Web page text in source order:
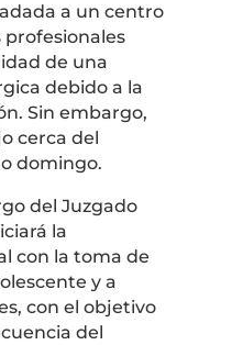
a un centro
profesionales
de una
debido a la
Sin embargo,
cerca del
domingo.
del Juzgado
la
con la toma de
y a
con el objetivo
del